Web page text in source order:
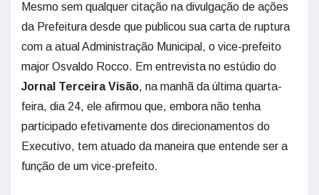
Mesmo sem qualquer citação na divulgação de ações
da Prefeitura desde que publicou sua carta de ruptura
com a atual Administração Municipal, o vice-prefeito
major Osvaldo Rocco. Em entrevista no estúdio do
Jornal Terceira Visão, na manhã da última quarta-
feira, dia 24, ele afirmou que, embora não tenha
participado efetivamente dos direcionamentos do
Executivo, tem atuado da maneira que entende ser a
função de um vice-prefeito.